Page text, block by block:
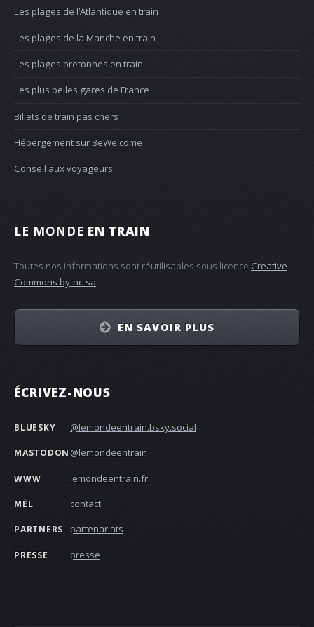
Les plages de l’Atlantique en train
Les plages de la Manche en train
Les plages bretonnes en train
Les plus belles gares de France
Billets de train pas chers
Hébergement sur BeWelcome
Conseil aux voyageurs
LE MONDE EN TRAIN
Toutes nos informations sont réutilisables sous licence Creative
Commons by-nc-sa.
EN SAVOIR PLUS
ÉCRIVEZ-NOUS
BLUESKY @lemondeentrain.bsky.social‬
MASTODON @lemondeentrain
WWW lemondeentrain.fr
MÉL contact
PARTNERS partenariats
PRESSE presse